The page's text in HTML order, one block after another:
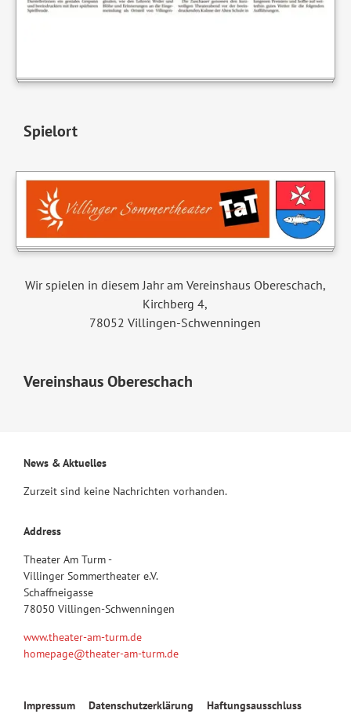
Spielort
Wir spielen in diesem Jahr am Vereinshaus Obereschach,
Kirchberg 4,
78052 Villingen-Schwenningen
Vereinshaus Obereschach
News & Aktuelles
Zurzeit sind keine Nachrichten vorhanden.
Address
Theater Am Turm -
Villinger Sommertheater e.V.
Schaffneigasse
78050 Villingen-Schwenningen
www.theater-am-turm.de
homepage@theater-am-turm.de
Navigation
Impressum Datenschutzerklärung Haftungsausschluss